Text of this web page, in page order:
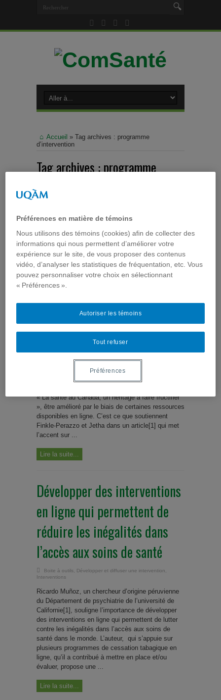
Accueil » Tag archives : programme
d’intervention
Tag archives :programme
d’intervention
Des ressources en ligne pour
mieux diffuser les
connaissances sur les
pratiques et interventions
prometteuses en matière de
promotion de la santé
Boite à outils,Exemples d'interventions,Interventions
Le processus de prise de décisions fondées sur
des données probantes dans le secteur de la santé
« La santé au Canada, un héritage à faire fructifier
», être amélioré par le biais de certaines ressources
disponibles en ligne. C’est ce que soutiennent
Finkle-Perazzo et Jetha dans un article[1] qui met
l’accent sur ...
Lire la suite...
Développer des interventions
en ligne qui permettent de
réduire les inégalités dans
l’accès aux soins de santé
Boite à outils Développer et diffuser une intervention
Interventions
Ricardo Muñoz, un chercheur d’origine péruvienne
du Département de psychiatrie de l’université de
Californie[1], souligne l’importance de développer
des interventions en ligne qui permettent de lutter
contre les inégalités dans l’accès aux soins de
santé dans le monde. L’auteur, qui s’appuie sur
plusieurs programmes de cessation tabagique en
ligne, qu’il a contribué à mettre en place et/ou
évaluer, propose une ...
Lire la suite...
Préférences en matière de témoins
Nous utilisons des témoins (cookies) afin de collecter des
informations qui nous permettent d’améliorer votre
expérience sur le site, de vous proposer des contenus
vidéo, d’analyser les statistiques de fréquentation, etc. Vous
pouvez personnaliser votre choix en sélectionnant
« Préférences ».
Tout refuser
Autoriser les témoins
Préférences